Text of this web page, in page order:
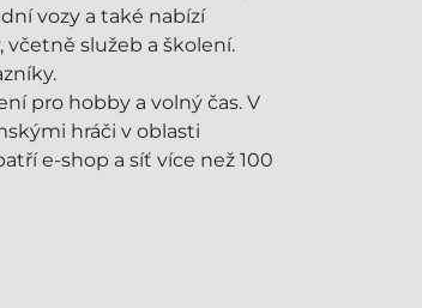
vozy a také nabízí
služeb a školení.
pro hobby a volný čas. V
hráči v oblasti
e-shop a síť více než 100